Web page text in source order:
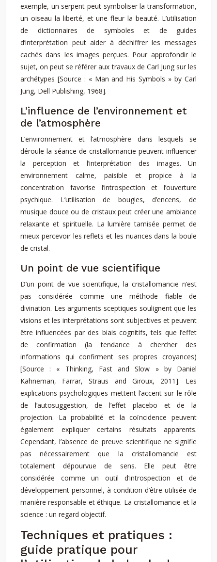
exemple, un serpent peut symboliser la transformation,
un oiseau la liberté, et une fleur la beauté. L’utilisation
de dictionnaires de symboles et de guides
d’interprétation peut aider à déchiffrer les messages
cachés dans les images perçues. Pour approfondir le
sujet, on peut se référer aux travaux de Carl Jung sur les
archétypes [Source : « Man and His Symbols » by Carl
Jung, Dell Publishing, 1968].
L’influence de l’environnement et
de l’atmosphère
L’environnement et l’atmosphère dans lesquels se
déroule la séance de cristallomancie peuvent influencer
la perception et l’interprétation des images. Un
environnement calme, paisible et propice à la
concentration favorise l’introspection et l’ouverture
psychique. L’utilisation de bougies, d’encens, de
musique douce ou de cristaux peut créer une ambiance
relaxante et spirituelle. La lumière tamisée permet de
mieux percevoir les reflets et les nuances dans la boule
de cristal.
Un point de vue scientifique
D’un point de vue scientifique, la cristallomancie n’est
pas considérée comme une méthode fiable de
divination. Les arguments sceptiques soulignent que les
visions et les interprétations sont subjectives et peuvent
être influencées par des biais cognitifs, tels que l’effet
de confirmation (la tendance à chercher des
informations qui confirment ses propres croyances)
[Source : « Thinking, Fast and Slow » by Daniel
Kahneman, Farrar, Straus and Giroux, 2011]. Les
explications psychologiques mettent l’accent sur le rôle
de l’autosuggestion, de l’effet placebo et de la
projection. La probabilité et la coïncidence peuvent
également expliquer certains résultats apparents.
Cependant, l’absence de preuve scientifique ne signifie
pas nécessairement que la cristallomancie est
totalement dépourvue de sens. Elle peut être
considérée comme un outil d’introspection et de
développement personnel, à condition d’être utilisée de
manière responsable et éthique. La cristallomancie et la
science : un regard objectif.
Techniques et pratiques :
guide pratique pour